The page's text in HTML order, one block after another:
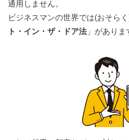
通用しません。
ビジネスマンの世界では(おそら
ト・イン・ザ・ドア法」がありま